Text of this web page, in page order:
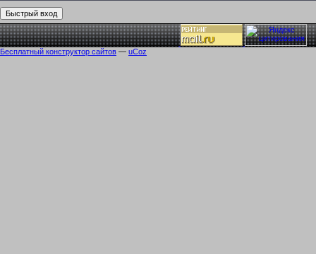
Бесплатный конструктор сайтов — uCoz